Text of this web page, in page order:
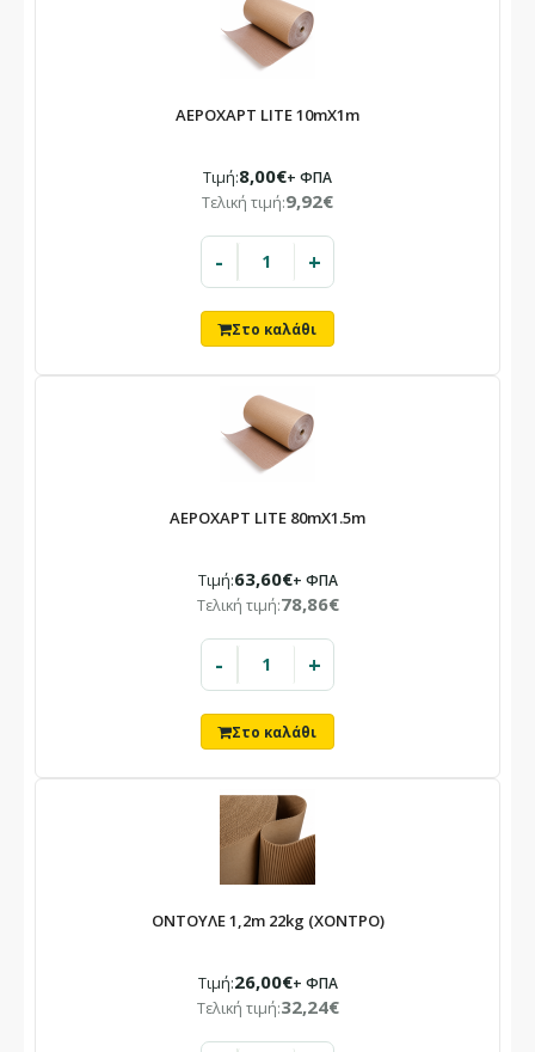
ΑΕΡΟΧΑΡΤ LITE 10mX1m
Τιμή:8,00€+ ΦΠΑ
Τελική τιμή:9,92€
- +
ΑΕΡΟΧΑΡΤ LITE 80mX1.5m
Τιμή:63,60€+ ΦΠΑ
Τελική τιμή:78,86€
- +
ΟΝΤΟΥΛΕ 1,2m 22kg (ΧΟΝΤΡΟ)
Τιμή:26,00€+ ΦΠΑ
Τελική τιμή:32,24€